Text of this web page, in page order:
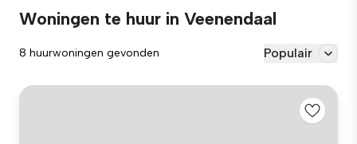
Woningen te huur in Veenendaal
8 huurwoningen gevonden Populair